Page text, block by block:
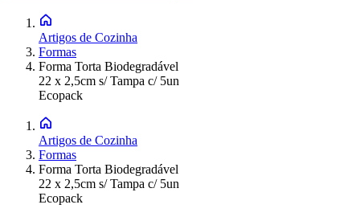
Artigos de Cozinha
Formas
Forma Torta Biodegradável
22 x 2,5cm s/ Tampa c/ 5un
Ecopack
Artigos de Cozinha
Formas
Forma Torta Biodegradável
22 x 2,5cm s/ Tampa c/ 5un
Ecopack